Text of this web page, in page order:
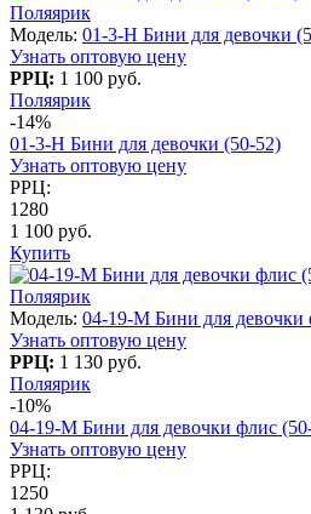
Поляярик
Модель: 01-3-H Бини для девочки
Узнать оптовую цену
РРЦ: 1 100 руб.
Поляярик
-14%
01-3-H Бини для девочки (50-52)
Узнать оптовую цену
РРЦ:
1280
1 100 руб.
Купить
Поляярик
Модель: 04-19-M Бини для девочки
Узнать оптовую цену
РРЦ: 1 130 руб.
Поляярик
-10%
04-19-M Бини для девочки флис
Узнать оптовую цену
РРЦ:
1250